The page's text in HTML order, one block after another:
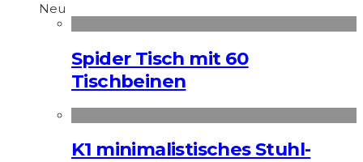
Neu
Spider Tisch mit 60
Tischbeinen
K1 minimalistisches Stuhl-